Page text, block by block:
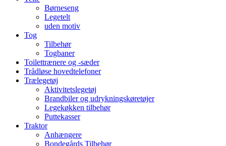
Børneseng
Legetelt
uden motiv
Tog
Tilbehør
Togbaner
Toilettrænere og -sæder
Trådløse hovedtelefoner
Trælegetøj
Aktivitetslegetøj
Brandbiler og udrykningskøretøjer
Legekøkken tilbehør
Puttekasser
Traktor
Anhængere
Bondegårds Tilbehør